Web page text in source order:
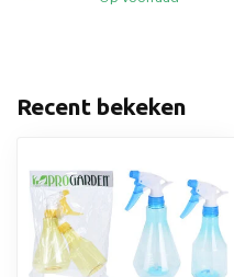
Recent bekeken